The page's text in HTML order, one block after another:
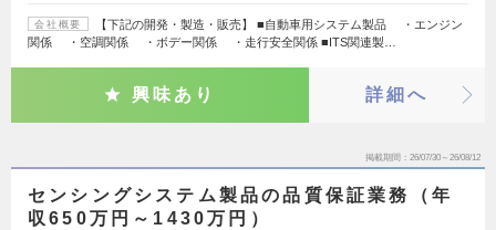
会社概要
【下記の開発・製造・販売】 ■自動車用システム製品 ・エンジン
関係 ・空調関係 ・ボデー関係 ・走行安全関係 ■ITS関連製…
興味あり 詳細へ
掲載期間 26/07/30～26/08/12
センシングシステム製品の品質保証業務（年
収650万円～1430万円）